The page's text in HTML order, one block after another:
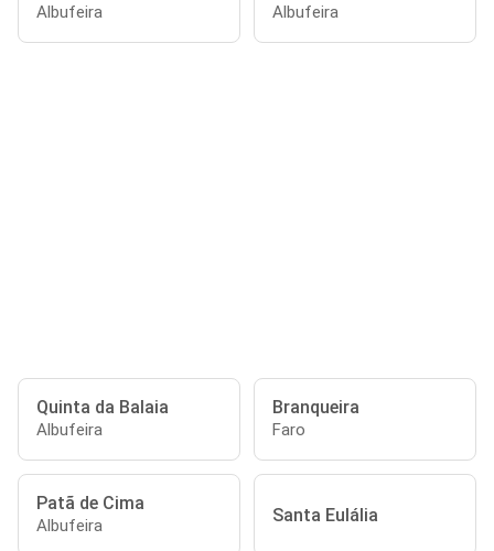
Albufeira Albufeira
Quinta da Balaia
Albufeira
Branqueira
Faro
Patã de Cima
Albufeira Santa Eulália